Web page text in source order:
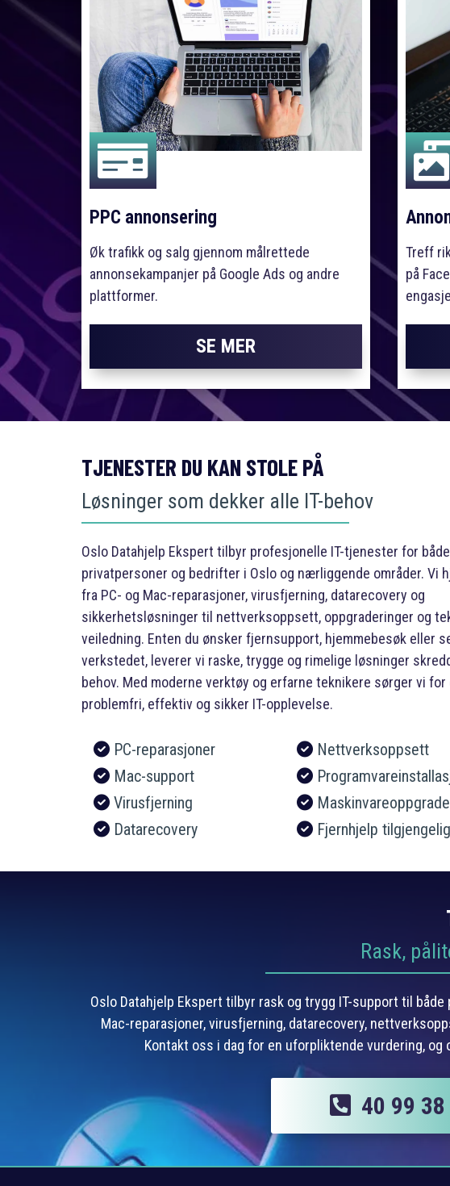

PPC annonsering
Øk trafikk og salg gjennom målrettede
annonsekampanjer på Google Ads og andre
plattformer.
SE MER
Treff
på
TJENESTER DU KAN STOLE PÅ
Løsninger som dekker alle IT-behov
Oslo Datahjelp Ekspert tilbyr profesjonelle IT-tjenester for både
privatpersoner og bedrifter i Oslo og nærliggende områder. Vi
fra PC- og Mac-reparasjoner, virusfjerning, datarecovery og
sikkerhetsløsninger til nettverksoppsett, oppgraderinger og
veiledning. Enten du ønsker fjernsupport, hjemmebesøk eller
verkstedet, leverer vi raske, trygge og rimelige løsninger
behov. Med moderne verktøy og erfarne teknikere sørger vi for
problemfri, effektiv og sikker IT-opplevelse.
PC-reparasjoner
Mac-support
Virusfjerning
Datarecovery
Nettverksoppsett
Fjernhjelp tilgjengelig
Rask,
Oslo Datahjelp Ekspert tilbyr rask og trygg IT-support til
Mac-reparasjoner, virusfjerning, datarecovery,
Kontakt oss i dag for en uforpliktende vurdering,
40 99